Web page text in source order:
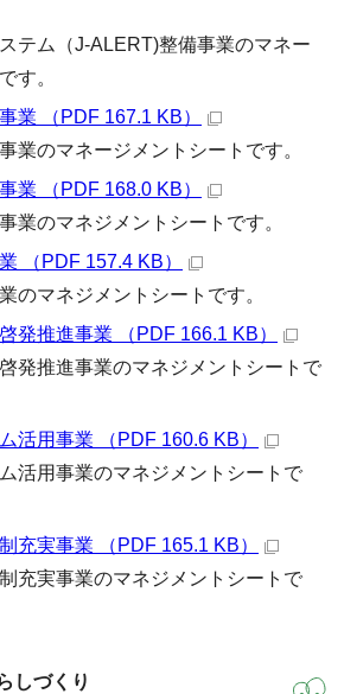
テム（J-ALERT)整備事業のマネー
す。
業 （PDF 167.1 KB）
業のマネージメントシートです。
業 （PDF 168.0 KB）
業のマネジメントシートです。
（PDF 157.4 KB）
のマネジメントシートです。
発推進事業 （PDF 166.1 KB）
発推進事業のマネジメントシートで
活用事業 （PDF 160.6 KB）
活用事業のマネジメントシートで
充実事業 （PDF 165.1 KB）
充実事業のマネジメントシートで
しづくり